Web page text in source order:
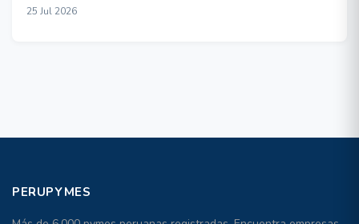
25 Jul 2026
PERUPYMES